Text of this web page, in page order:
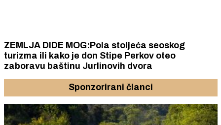
ZEMLJA DIDE MOG:Pola stoljeća seoskog
turizma ili kako je don Stipe Perkov oteo
zaboravu baštinu Jurlinovih dvora
Sponzorirani članci